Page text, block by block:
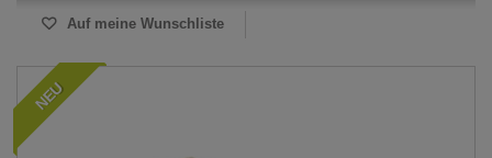
Auf meine Wunschliste
NEU